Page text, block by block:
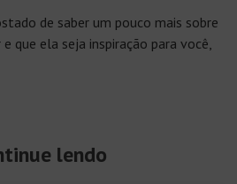
de saber um pouco mais sobre
que ela seja inspiração para você,
lendo